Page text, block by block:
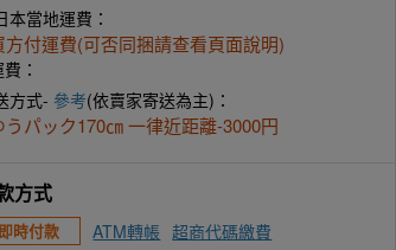
當地運費：
方付運費(可否同捆請查看頁面說明)
：
方式- 參考(依賣家寄送為主)：
うパック170㎝ 一律近距離-3000円
方式
即時付款 ATM轉帳 超商代碼繳費